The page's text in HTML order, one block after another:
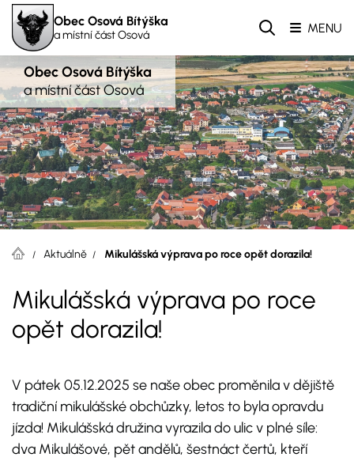
Obec Osová Bítýška
a místní část Osová MENU
Obec Osová Bítýška
a místní část Osová
Aktuálně Mikulášská výprava po roce opět dorazila!
Mikulášská výprava po roce
opět dorazila!
V pátek 05.12.2025 se naše obec proměnila v dějiště
tradiční mikulášské obchůzky, letos to byla opravdu
jízda! Mikulášská družina vyrazila do ulic v plné síle:
dva Mikulášové, pět andělů, šestnáct čertů, kteří